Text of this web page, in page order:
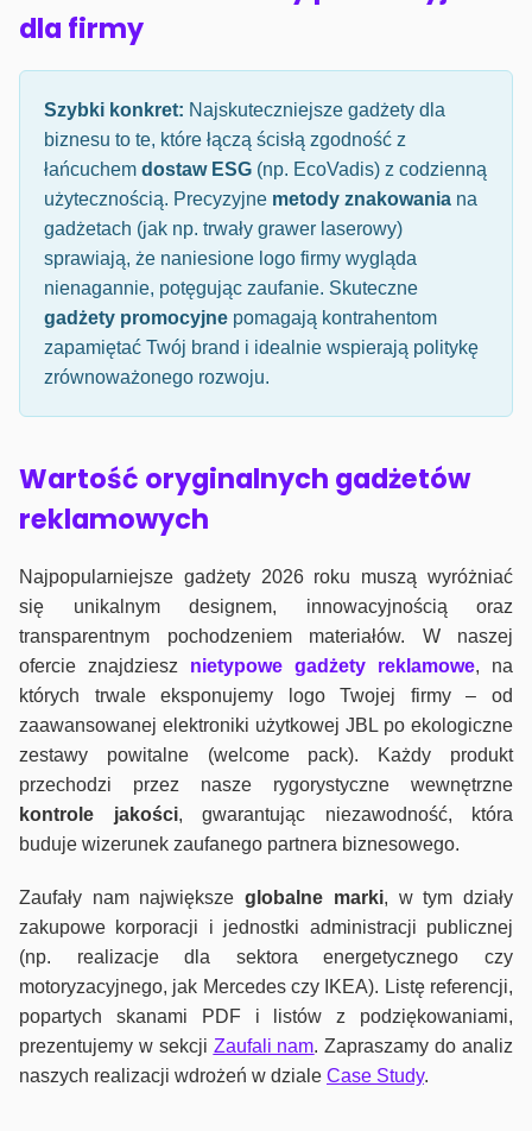
dla firmy
Szybki konkret: Najskuteczniejsze gadżety dla
biznesu to te, które łączą ścisłą zgodność z
łańcuchem dostaw ESG (np. EcoVadis) z codzienną
użytecznością. Precyzyjne metody znakowania na
gadżetach (jak np. trwały grawer laserowy)
sprawiają, że naniesione logo firmy wygląda
nienagannie, potęgując zaufanie. Skuteczne
gadżety promocyjne pomagają kontrahentom
zapamiętać Twój brand i idealnie wspierają politykę
zrównoważonego rozwoju.
Wartość oryginalnych gadżetów
reklamowych
Najpopularniejsze gadżety 2026 roku muszą wyróżniać
się unikalnym designem, innowacyjnością oraz
transparentnym pochodzeniem materiałów. W naszej
ofercie znajdziesz nietypowe gadżety reklamowe, na
których trwale eksponujemy logo Twojej firmy – od
zaawansowanej elektroniki użytkowej JBL po ekologiczne
zestawy powitalne (welcome pack). Każdy produkt
przechodzi przez nasze rygorystyczne wewnętrzne
kontrole jakości, gwarantując niezawodność, która
buduje wizerunek zaufanego partnera biznesowego.
Zaufały nam największeglobalne marki, w tym działy
zakupowe korporacji i jednostki administracji publicznej
(np. realizacje dla sektora energetycznego czy
motoryzacyjnego, jak Mercedes czy IKEA). Listę referencji,
popartych skanami PDF i listów z podziękowaniami,
prezentujemy w sekcji Zaufali nam. Zapraszamy do analiz
naszych realizacji wdrożeń w dziale Case Study.